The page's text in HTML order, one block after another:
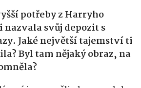
potřeby z Harryho
nazvala svůj depozit s
Jaké největší tajemství ti
Byl tam nějaký obraz, na